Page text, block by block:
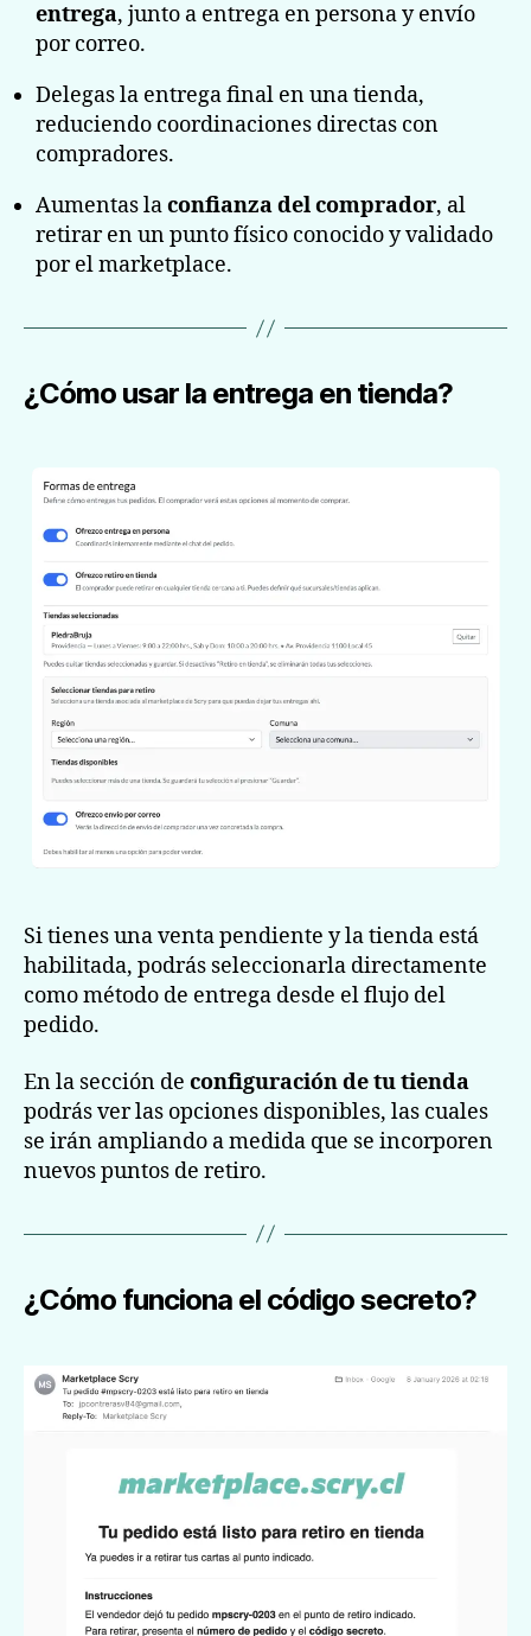
entrega, junto a entrega en persona y envío
por correo.
Delegas la entrega final en una tienda,
reduciendo coordinaciones directas con
compradores.
Aumentas laconfianza del comprador, al
retirar en un punto físico conocido y validado
por el marketplace.
¿Cómo usar la entrega en tienda?
Si tienes una venta pendiente y la tienda está
habilitada, podrás seleccionarla directamente
como método de entrega desde el flujo del
pedido.
En la sección de configuración de tu tienda
podrás ver las opciones disponibles, las cuales
se irán ampliando a medida que se incorporen
nuevos puntos de retiro.
¿Cómo funciona el código secreto?